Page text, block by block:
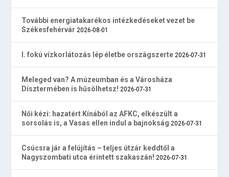
További energiatakarékos intézkedéseket vezet be
Székesfehérvár 2026-08-01
I. fokú vízkorlátozás lép életbe országszerte 2026-07-31
Meleged van? A múzeumban és a Városháza
Dísztermében is hűsölhetsz! 2026-07-31
Női kézi: hazatért Kínából az AFKC, elkészült a
sorsolás is, a Vasas ellen indul a bajnokság 2026-07-31
Csúcsra jár a felújítás – teljes útzár keddtől a
Nagyszombati utca érintett szakaszán! 2026-07-31